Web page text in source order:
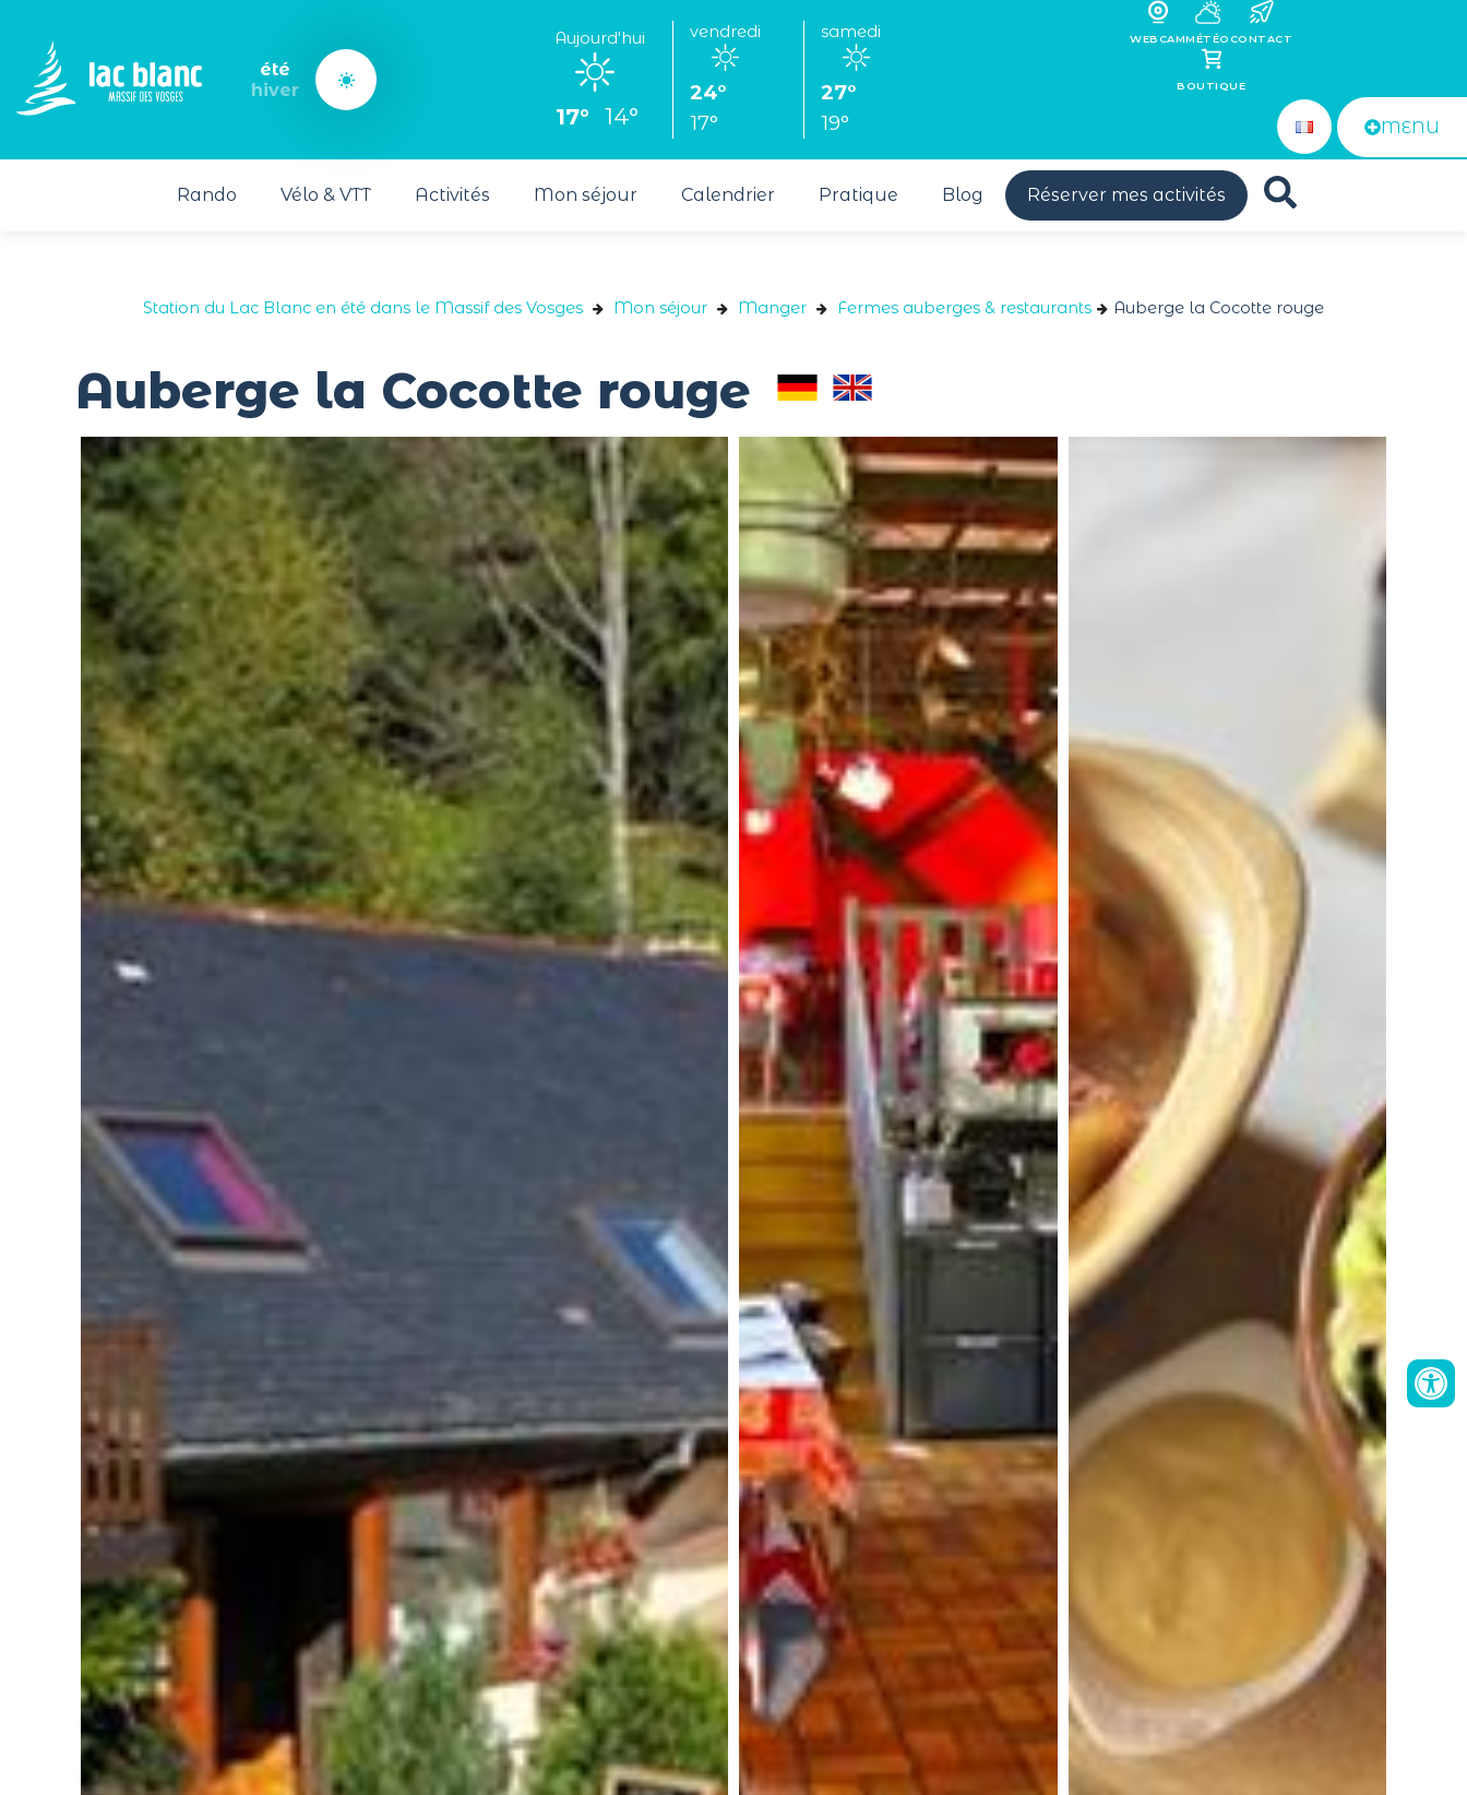
été
hiver
Aujourd'hui
17° 14°
vendredi
24°
17°
samedi
27°
19°
WEBCAMMÉTÉOCONTACT
BOUTIQUE
MENU
Rando Vélo & VTT Activités Mon séjour Calendrier Pratique Blog Réserver mes activités
Station du Lac Blanc en été dans le Massif des Vosges Mon séjour Manger Fermes auberges & restaurants Auberge la Cocotte rouge
Auberge la Cocotte rouge